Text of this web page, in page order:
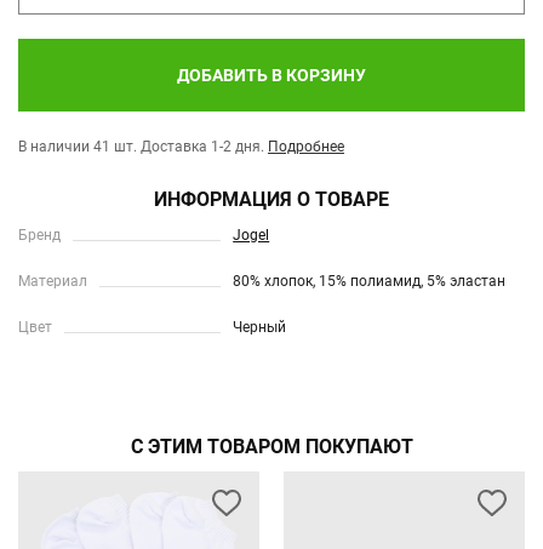
ДОБАВИТЬ В КОРЗИНУ
В наличии 41 шт. Доставка 1-2 дня. Подробнее
ИНФОРМАЦИЯ О ТОВАРЕ
Бренд Jogel
Материал 80% хлопок, 15% полиамид, 5% эластан
Цвет Черный
С ЭТИМ ТОВАРОМ ПОКУПАЮТ